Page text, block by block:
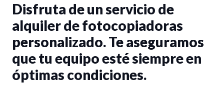
Disfruta de un servicio de
alquiler de fotocopiadoras
personalizado. Te aseguramos
que tu equipo esté siempre en
óptimas condiciones.